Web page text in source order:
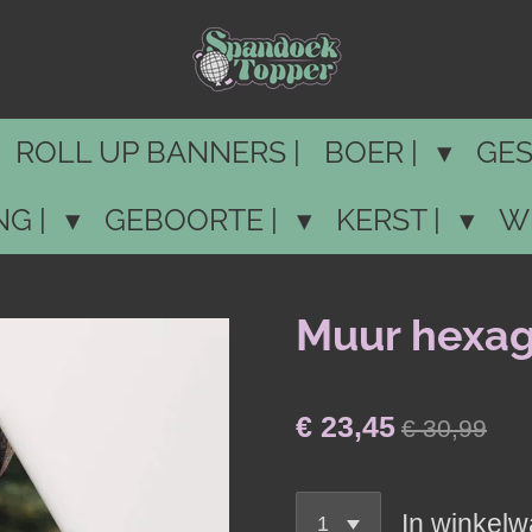
ROLL UP BANNERS | BOER |
| GEBOORTE | KERST |
Muur
€ 23,45 € 30,99
In